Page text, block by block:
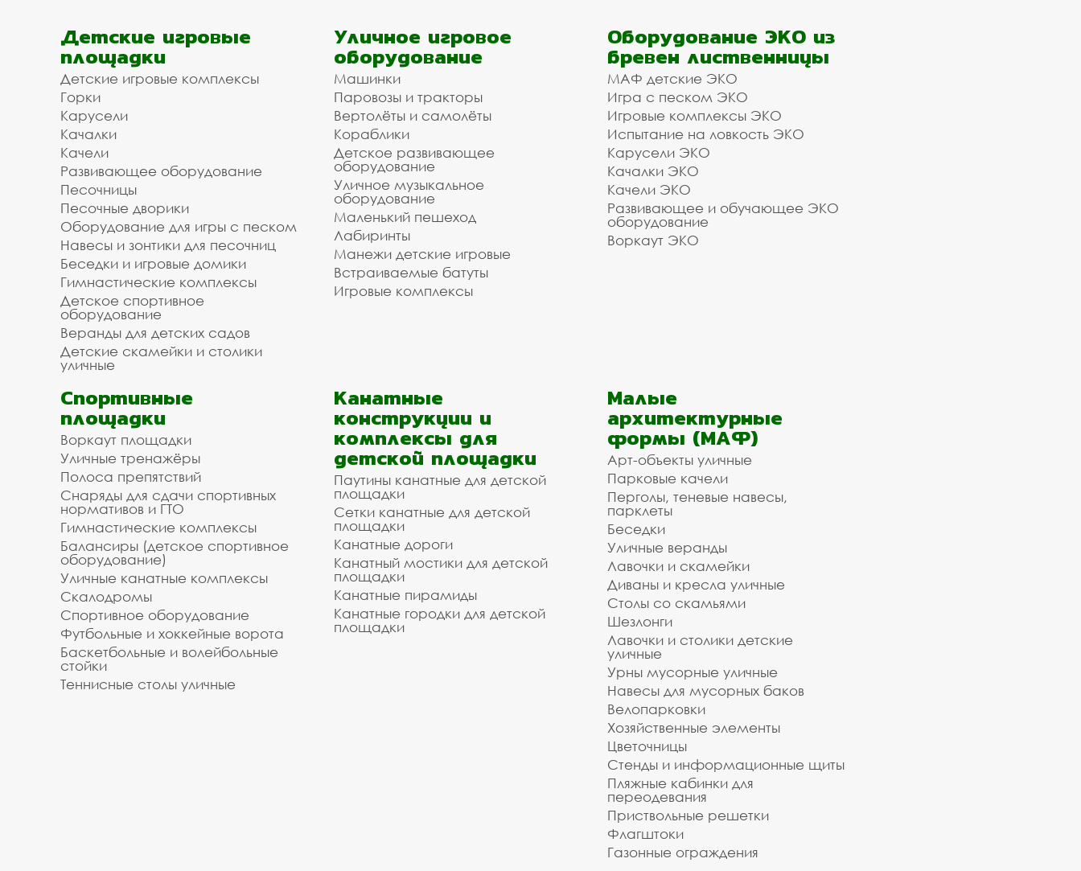
Детские игровые
площадки
Детские игровые комплексы
Горки
Карусели
Качалки
Качели
Развивающее оборудование
Песочницы
Песочные дворики
Оборудование для игры с песком
Навесы и зонтики для песочниц
Беседки и игровые домики
Гимнастические комплексы
Детское спортивное
оборудование
Веранды для детских садов
Детские скамейки и столики
уличные
Уличное игровое
оборудование
Машинки
Паровозы и тракторы
Вертолёты и самолёты
Кораблики
Детское развивающее
оборудование
Уличное музыкальное
оборудование
Маленький пешеход
Лабиринты
Манежи детские игровые
Встраиваемые батуты
Игровые комплексы
Оборудование ЭКО из
бревен лиственницы
МАФ детские ЭКО
Игра с песком ЭКО
Игровые комплексы ЭКО
Испытание на ловкость ЭКО
Карусели ЭКО
Качалки ЭКО
Качели ЭКО
Развивающее и обучающее ЭКО
оборудование
Воркаут ЭКО
Спортивные
площадки
Воркаут площадки
Уличные тренажёры
Полоса препятствий
Снаряды для сдачи спортивных
нормативов и ГТО
Гимнастические комплексы
Балансиры (детское спортивное
оборудование)
Уличные канатные комплексы
Скалодромы
Спортивное оборудование
Футбольные и хоккейные ворота
Баскетбольные и волейбольные
стойки
Теннисные столы уличные
Канатные
конструкции и
комплексы для
детской площадки
Паутины канатные для детской
площадки
Сетки канатные для детской
площадки
Канатные дороги
Канатный мостики для детской
площадки
Канатные пирамиды
Канатные городки для детской
площадки
Малые
архитектурные
формы (МАФ)
Арт-объекты уличные
Парковые качели
Перголы, теневые навесы,
парклеты
Беседки
Уличные веранды
Лавочки и скамейки
Диваны и кресла уличные
Столы со скамьями
Шезлонги
Лавочки и столики детские
уличные
Урны мусорные уличные
Навесы для мусорных баков
Велопарковки
Хозяйственные элементы
Цветочницы
Стенды и информационные щиты
Пляжные кабинки для
переодевания
Приствольные решетки
Флагштоки
Газонные ограждения